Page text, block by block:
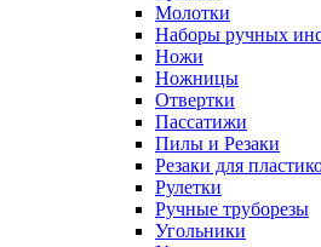
Молотки
Наборы ручных
Ножи
Ножницы
Отвертки
Пассатижи
Пилы и Резаки
Резаки для
Рулетки
Ручные труборезы
Угольники